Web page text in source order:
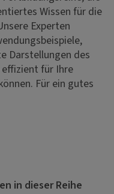
Wissen für die
Experten
Darstellungen des
effizient für Ihre
Für ein gutes
in dieser Reihe